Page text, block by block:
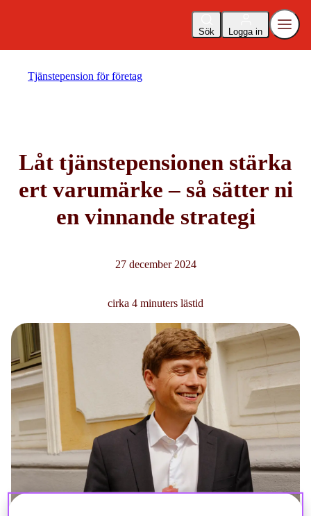
Sök Logga in
Tjänstepension för företag
Låt tjänstepensionen stärka
ert varumärke – så sätter ni
en vinnande strategi
27 december 2024
cirka 4 minuters lästid